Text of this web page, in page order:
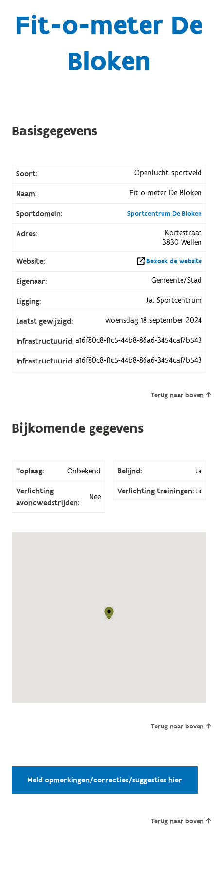
Fit-o-meter De
Bloken
Basisgegevens
Soort: Openlucht sportveld
Naam: Fit-o-meter De Bloken
Sportdomein: Sportcentrum De Bloken
Adres:
Kortestraat
3830 Wellen
Website:
Bezoek de website
Eigenaar: Gemeente/Stad
Ligging: Ja: Sportcentrum
Laatst gewijzigd: woensdag 18 september 2024
Infrastructuurid: a16f80c8-f1c5-44b8-86a6-3454caf7b543
Infrastructuurid: a16f80c8-f1c5-44b8-86a6-3454caf7b543
Terug naar boven
Bijkomende gegevens
Toplaag: Onbekend Belijnd: Ja
Verlichting
avondwedstrijden:
Nee
Verlichting trainingen: Ja
Terug naar boven
Meld opmerkingen/correcties/suggesties hier
Terug naar boven